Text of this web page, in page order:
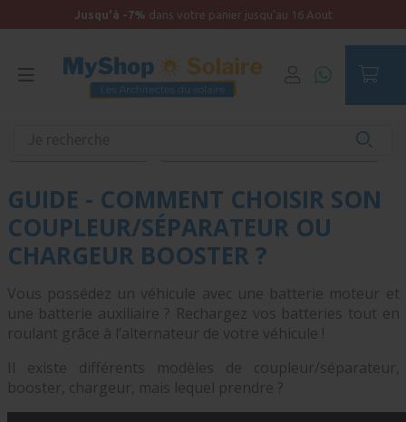
Jusqu'à -7% dans votre panier jusqu'au 16 Aout
GUIDE - COMMENT CHOISIR SON
COUPLEUR/SÉPARATEUR OU
CHARGEUR BOOSTER ?
Vous possédez un véhicule avec une batterie moteur et
une batterie auxiliaire ? Rechargez vos batteries tout en
roulant grâce à l’alternateur de votre véhicule !
Il existe différents modèles de coupleur/séparateur,
booster, chargeur, mais lequel prendre ?